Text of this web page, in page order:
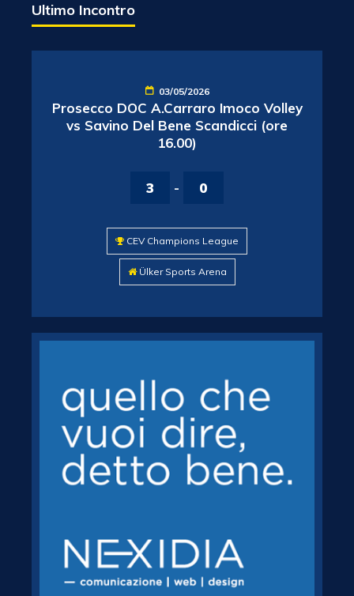
Ultimo Incontro
03/05/2026
Prosecco DOC A.Carraro Imoco Volley
vs Savino Del Bene Scandicci (ore
16.00)
3 - 0
CEV Champions League
Ülker Sports Arena